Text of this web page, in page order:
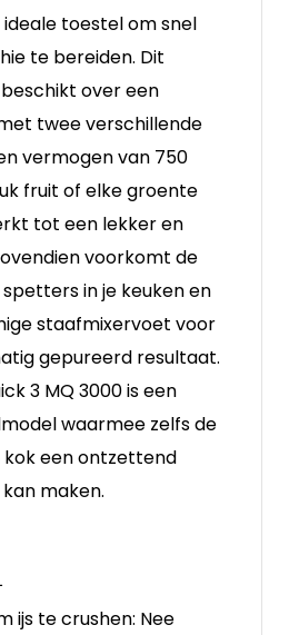
ideale toestel om snel
te bereiden. Dit
over een
twee verschillende
vermogen van 750
fruit of elke groente
tot een lekker en
voorkomt de
in je keuken en
staafmixervoet voor
gepureerd resultaat.
3 MQ 3000 is een
waarmee zelfs de
een ontzettend
maken.
ijs te crushen: Nee